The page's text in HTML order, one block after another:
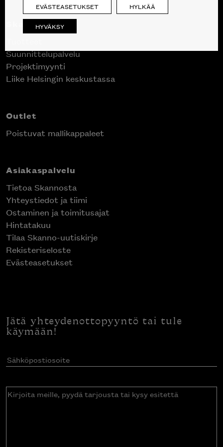
Skanno
Suunnittelupalvelu
Projektimyynti
Liike Helsingin keskustassa
Outlet
Poistuvat mallikappaleet
Asiakaspalvelu
Tietoa Skannosta
Yhteystiedot ja tiimi
Ostaminen ja toimitusajat
Hintatakuu
Tilaa Skanno-uutiskirje
Rekisteriseloste
Evästeasetukset
Jätä yhteydenottopyyntö tai tule
käymään!
Sähköpostiosoite(Pakollinen)
Kirjoita
EVÄSTEASETUKSET HYLKÄÄ
HYVÄKSY